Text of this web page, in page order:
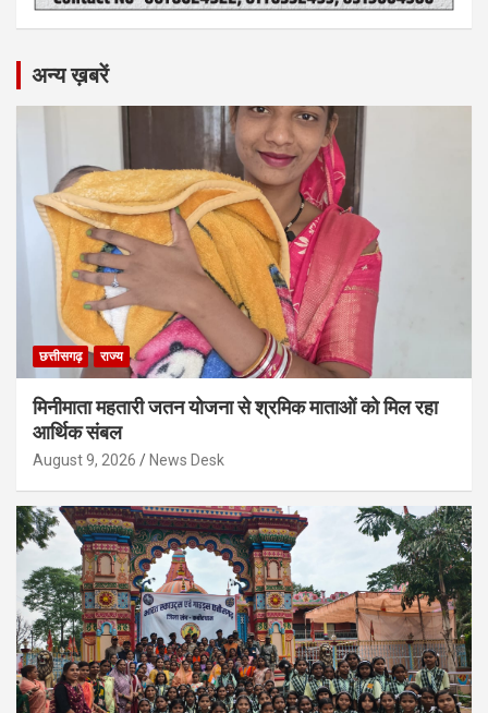
अन्य ख़बरें
छत्तीसगढ़ राज्य
मिनीमाता महतारी जतन योजना से श्रमिक माताओं को मिल रहा
आर्थिक संबल
August 9, 2026 News Desk